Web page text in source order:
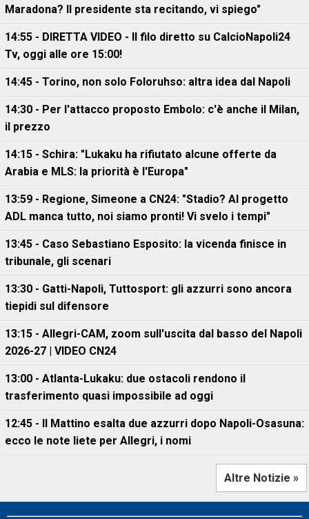
Maradona? Il presidente sta recitando, vi spiego"
14:55 - DIRETTA VIDEO - Il filo diretto su CalcioNapoli24
Tv, oggi alle ore 15:00!
14:45 - Torino, non solo Foloruhso: altra idea dal Napoli
14:30 - Per l'attacco proposto Embolo: c'è anche il Milan,
il prezzo
14:15 - Schira: "Lukaku ha rifiutato alcune offerte da
Arabia e MLS: la priorità è l'Europa"
13:59 - Regione, Simeone a CN24: "Stadio? Al progetto
ADL manca tutto, noi siamo pronti! Vi svelo i tempi"
13:45 - Caso Sebastiano Esposito: la vicenda finisce in
tribunale, gli scenari
13:30 - Gatti-Napoli, Tuttosport: gli azzurri sono ancora
tiepidi sul difensore
13:15 - Allegri-CAM, zoom sull'uscita dal basso del Napoli
2026-27 | VIDEO CN24
13:00 - Atlanta-Lukaku: due ostacoli rendono il
trasferimento quasi impossibile ad oggi
12:45 - Il Mattino esalta due azzurri dopo Napoli-Osasuna:
ecco le note liete per Allegri, i nomi
Altre Notizie »